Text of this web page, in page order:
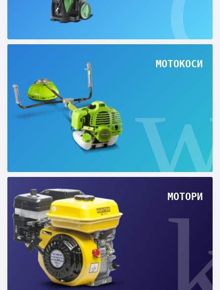
МОТОКОСИ
МОТОРИ